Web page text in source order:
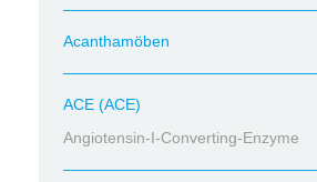
Acanthamöben
ACE (ACE)
Angiotensin-I-Converting-Enzyme